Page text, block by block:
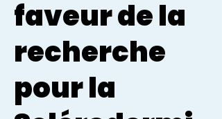
faveur de la
recherche
pour la